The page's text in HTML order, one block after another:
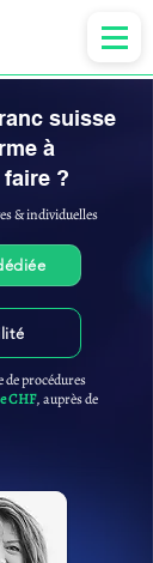
suisse
à
?
& individuelles
de procédures
CHF, auprès de